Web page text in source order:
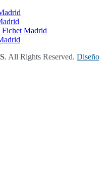
Fichet Madrid
. All Rights Reserved. Diseño